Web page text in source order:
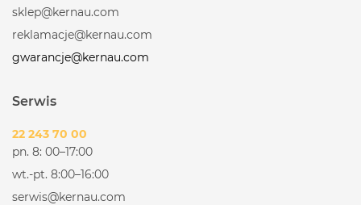
sklep@kernau.com
reklamacje@kernau.com
gwarancje@kernau.com
Serwis
22 243 70 00
pn. 8: 00–17:00
wt.-pt. 8:00–16:00
serwis@kernau.com